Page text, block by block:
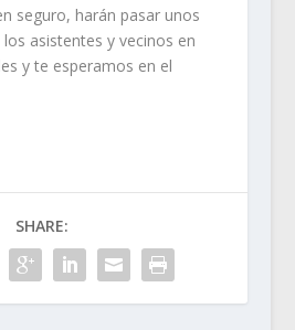
seguro, harán pasar unos
asistentes y vecinos en
y te esperamos en el
SHARE: